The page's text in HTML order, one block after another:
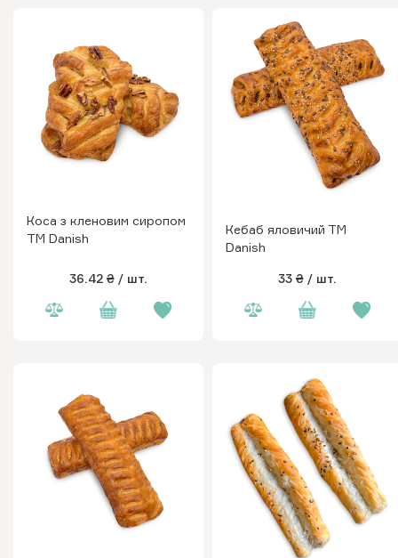
Коса з кленовим сиропом
ТМ Danish
36.42 ₴ / шт.
Кебаб яловичий ТМ
Danish
33 ₴ / шт.